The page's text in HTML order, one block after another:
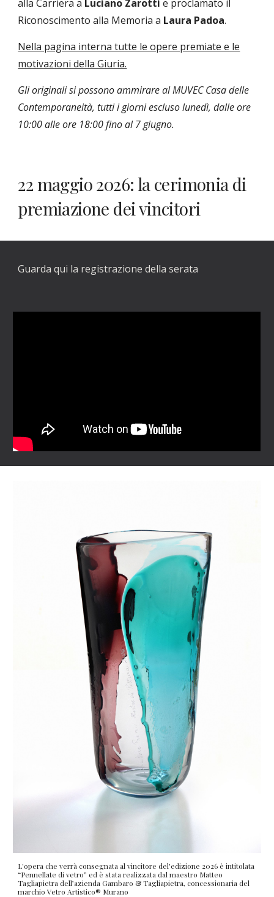
alla Carriera a Luciano Zarotti e proclamato il
Riconoscimento alla Memoria a Laura Padoa.
Nella pagina interna tutte le opere premiate e le
motivazioni della Giuria.
Gli originali si possono ammirare al MUVEC Casa delle
Contemporaneità, tutti i giorni escluso lunedì, dalle ore
10:00 alle ore 18:00 fino al 7 giugno.
22 maggio 2026: la cerimonia di
premiazione dei vincitori
Guarda qui la registrazione della serata
L'opera che verrà consegnata al vincitore del'edizione 2026 è intitolata
“Pennellate di vetro” ed è stata realizzata dal maestro Matteo
Tagliapietra dell’azienda Gambaro & Tagliapietra, concessionaria del
marchio Vetro Artistico® Murano